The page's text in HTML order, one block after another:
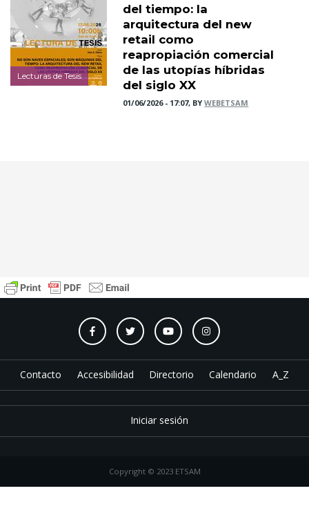
Lecturas de Tesis
del tiempo: la
arquitectura del new
retail como
reapropiación comercial
de las utopías híbridas
del siglo XX
01/06/2026 - 17:07, BYWEBETSAM
Contacto Accesibilidad Directorio Calendario A_Z
Iniciar sesión
Copyright © 2023 ETSAM